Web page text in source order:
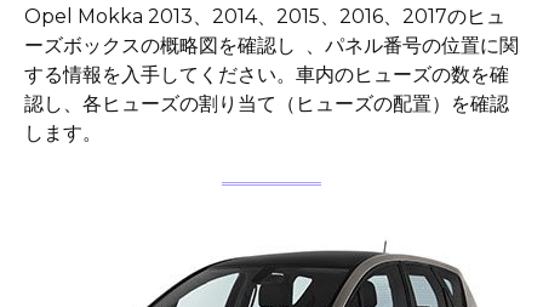
Opel Mokka 2013、2014、2015、2016、2017のヒュ
ーズボックスの概略図を確認し 、パネル番号の位置に関
する情報を入手してください。車内のヒューズの数を確
認し、各ヒューズの割り当て（ヒューズの配置）を確認
します。